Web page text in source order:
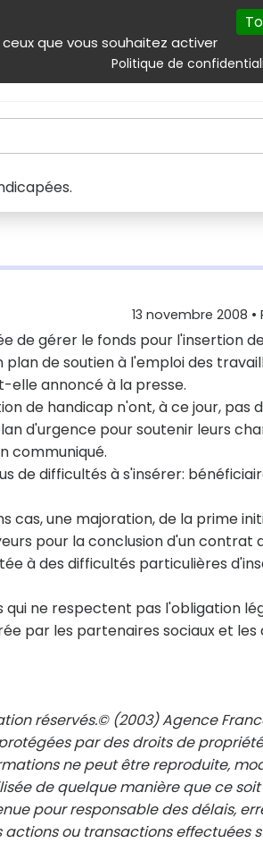
que vous souhaitez activer
Politique de
Produits & services Emploi
13 novembre 2008 •
de gérer le fonds pour l'insertion
de soutien à l'emploi des
elle annoncé à la presse.
de handicap n'ont, à ce jour, pas
d'urgence pour soutenir leurs
communiqué.
de difficultés à s'insérer:
cas, une majoration, de la prime
pour la conclusion d'un contrat
à des difficultés particulières
ne respectent pas l'obligation
par les partenaires sociaux et les
réservés.© (2003) Agence
par des droits de
ne peut être reproduite,
de quelque manière que ce
pour responsable des délais,
ou transactions effectuées